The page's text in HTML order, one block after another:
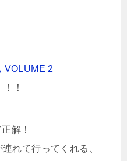
VOLUME 2
！
解！
れて行ってくれる、